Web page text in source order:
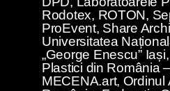
Rodotex, ROTON,
ProEvent, Share
Universitatea
„George Enescu”
Plastici din România
MECENA.art, Ordinul